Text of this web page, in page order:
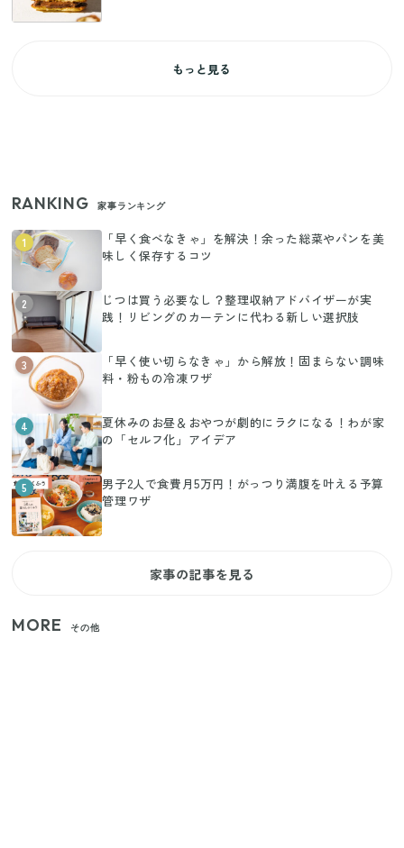
もっと見る
RANKING 家事ランキング
1
「早く食べなきゃ」を解決！余った総菜やパンを美
味しく保存するコツ
2
じつは買う必要なし？整理収納アドバイザーが実
践！リビングのカーテンに代わる新しい選択肢
3
「早く使い切らなきゃ」から解放！固まらない調味
料・粉もの冷凍ワザ
4
夏休みのお昼＆おやつが劇的にラクになる！わが家
の「セルフ化」アイデア
5
男子2人で食費月5万円！がっつり満腹を叶える予算
管理ワザ
家事の記事を見る
MORE その他